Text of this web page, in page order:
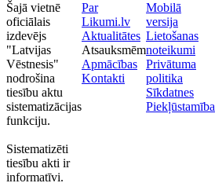
Šajā vietnē
oficiālais
izdevējs
"Latvijas
Vēstnesis"
nodrošina
tiesību aktu
sistematizācijas
funkciju.
Sistematizēti
tiesību akti ir
informatīvi.
Par
Likumi.lv
Aktualitātes
Atsauksmēm
Apmācības
Kontakti
Mobilā
versija
Lietošanas
noteikumi
Privātuma
politika
Sīkdatnes
Piekļūstamība